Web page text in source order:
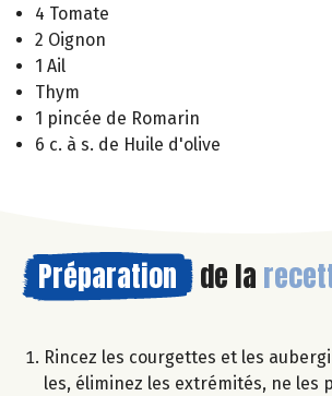
4 Tomate
2 Oignon
1 Ail
Thym
1 pincée de Romarin
6 c. à s. de Huile d'olive
Préparation de la
Rincez les courgettes et les
les, éliminez les extrémités, ne les